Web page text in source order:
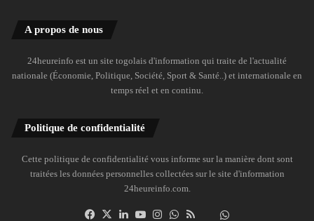
A propos de nous
24heureinfo est un site togolais d'information qui traite de l'actualité
nationale (Économie, Politique, Société, Sport & Santé..) et internationale en
temps réel et en continu.
Politique de confidentialité
Cette politique de confidentialité vous informe sur la manière dont sont
traitées les données personnelles collectées sur le site d'information
24heureinfo.com.
Facebook
X LinkedinYouTubeInstagramWhatsAppDailymotion